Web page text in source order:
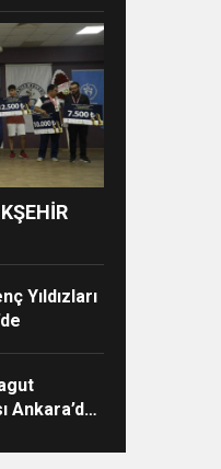
Yıldızları
Ankara’da